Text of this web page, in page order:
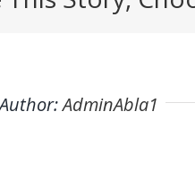
AdminAbla1